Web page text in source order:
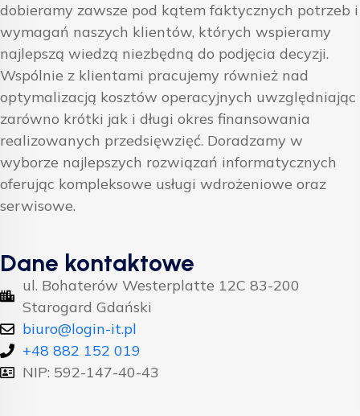
dobieramy zawsze pod kątem faktycznych potrzeb i
wymagań naszych klientów, których wspieramy
najlepszą wiedzą niezbędną do podjęcia decyzji.
Wspólnie z klientami pracujemy również nad
optymalizacją kosztów operacyjnych uwzględniając
zarówno krótki jak i długi okres finansowania
realizowanych przedsięwzięć. Doradzamy w
wyborze najlepszych rozwiązań informatycznych
oferując kompleksowe usługi wdrożeniowe oraz
serwisowe.
Dane kontaktowe
ul. Bohaterów Westerplatte 12C 83-200
Starogard Gdański
biuro@login-it.pl
+48 882 152 019
NIP: 592-147-40-43